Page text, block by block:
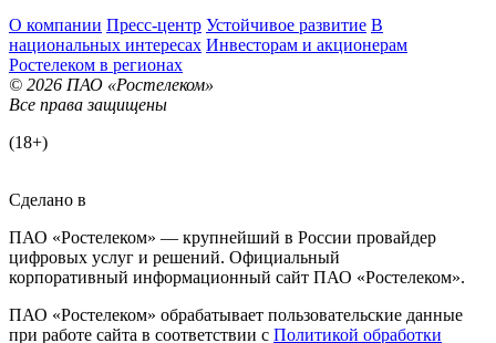
О компании Пресс-центр Устойчивое развитие В
национальных интересах Инвесторам и акционерам
Ростелеком в регионах
© 2026 ПАО «Ростелеком»
Все права защищены
(18+)
Сделано в
ПАО «Ростелеком» — крупнейший в России провайдер
цифровых услуг и решений. Официальный
корпоративный информационный сайт ПАО «Ростелеком».
ПАО «Ростелеком» обрабатывает пользовательские данные
при работе сайта в соответствии с Политикой обработки